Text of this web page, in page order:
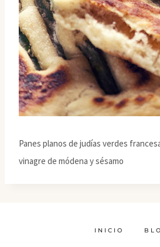
Panes planos de judías verdes
vinagre de módena y sésamo
INICIO